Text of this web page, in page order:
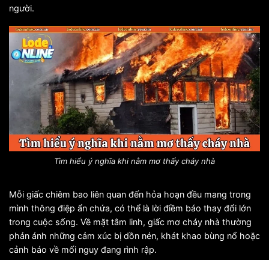
người.
Tìm hiểu ý nghĩa khi nằm mơ thấy cháy nhà
Mỗi giấc chiêm bao liên quan đến hỏa hoạn đều mang trong
mình thông điệp ẩn chứa, có thể là lời điềm báo thay đổi lớn
trong cuộc sống. Về mặt tâm linh, giấc mơ cháy nhà thường
phản ánh những cảm xúc bị dồn nén, khát khao bùng nổ hoặc
cảnh báo về mối nguy đang rình rập.